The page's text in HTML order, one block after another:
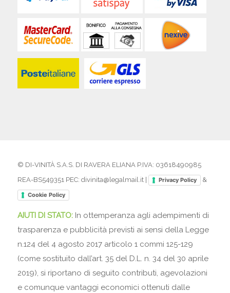
© DI-VINITÀ S.A.S. DI RAVERA ELIANA P.IVA: 03618490985
REA-BS549351 PEC: divinita@legalmail.it |
Privacy Policy &
Cookie Policy
AIUTI DI STATO: In ottemperanza agli adempimenti di
trasparenza e pubblicità previsti ai sensi della Legge
n.124 del 4 agosto 2017 articolo 1 commi 125-129
(come sostituito dall’art. 35 del D.L. n. 34 del 30 aprile
2019), si riportano di seguito contributi, agevolazioni
e comunque vantaggi economici ottenuti dalle